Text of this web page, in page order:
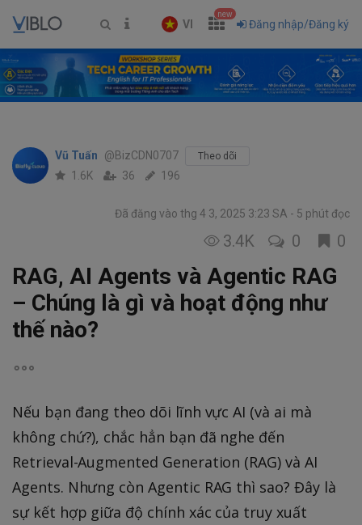
VI
new
Đăng nhập/Đăng ký
Vũ Tuấn @BizCDN0707 Theo dõi
1.6K 36 196
Đã đăng vào thg 4 3, 2025 3:23 SA 5 phút đọc
3.4K 0 0
RAG, AI Agents và Agentic RAG
– Chúng là gì và hoạt động như
thế nào?
Nếu bạn đang theo dõi lĩnh vực AI (và ai mà
không chứ?), chắc hẳn bạn đã nghe đến
Retrieval-Augmented Generation (RAG) và AI
Agents. Nhưng còn Agentic RAG thì sao? Đây là
sự kết hợp giữa độ chính xác của truy xuất